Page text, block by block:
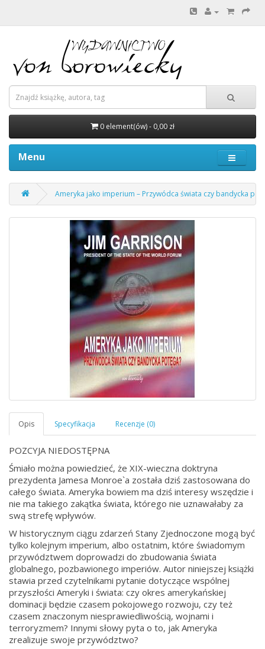
0 element(ów) - 0,00 zł
Menu
Ameryka jako imperium – Przywódca świata czy bandycka
POZCYJA NIEDOSTĘPNA
Śmiało można powiedzieć, że XIX-wieczna doktryna
prezydenta Jamesa Monroe`a została dziś zastosowana do
całego świata. Ameryka bowiem ma dziś interesy wszędzie i
nie ma takiego zakątka świata, którego nie uznawałaby za
swą strefę wpływów.
W historycznym ciągu zdarzeń Stany Zjednoczone mogą być
tylko kolejnym imperium, albo ostatnim, które świadomym
przywództwem doprowadzi do zbudowania świata
globalnego, pozbawionego imperiów. Autor niniejszej książki
stawia przed czytelnikami pytanie dotyczące wspólnej
przyszłości Ameryki i świata: czy okres amerykańskiej
dominacji będzie czasem pokojowego rozwoju, czy też
czasem znaczonym niesprawiedliwością, wojnami i
terroryzmem? Innymi słowy pyta o to, jak Ameryka
zrealizuje swoje przywództwo?